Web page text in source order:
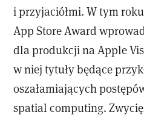
i przyjaciółmi. W tym
App Store Award
dla produkcji na Apple
w niej tytuły będące
oszałamiających
spatial computing.